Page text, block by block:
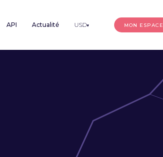
API Actualité USD▾ MON ESPACE